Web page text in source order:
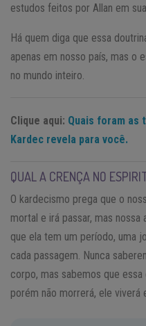
estudos feitos por Allan em
Há quem diga que essa
apenas em nosso país, mas o
no mundo inteiro.
Clique aqui: Quais foram as
Kardec revela para você.
QUAL A CRENÇA NO
O kardecismo prega que o
mortal e irá passar, mas
que ela tem um período, uma
cada passagem. Nunca
corpo, mas sabemos que
porém não morrerá, ele viverá